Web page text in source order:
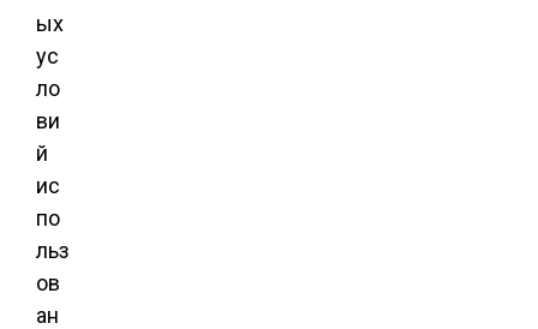
ых
ус
ло
ви
й
ис
по
льз
ов
ан